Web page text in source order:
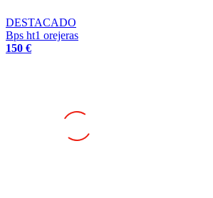
DESTACADO
Bps ht1 orejeras
150 €